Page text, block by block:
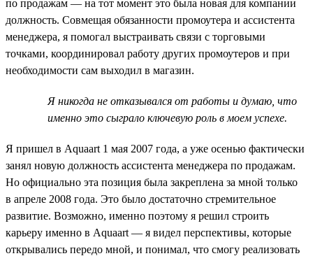
по продажам — на тот момент это была новая для компании
должность. Совмещая обязанности промоутера и ассистента
менеджера, я помогал выстраивать связи с торговыми
точками, координировал работу других промоутеров и при
необходимости сам выходил в магазин.
Я никогда не отказывался от работы и думаю, что
именно это сыграло ключевую роль в моем успехе.
Я пришел в Aquaart 1 мая 2007 года, а уже осенью фактически
занял новую должность ассистента менеджера по продажам.
Но официально эта позиция была закреплена за мной только
в апреле 2008 года. Это было достаточно стремительное
развитие. Возможно, именно поэтому я решил строить
карьеру именно в Aquaart — я видел перспективы, которые
открывались передо мной, и понимал, что смогу реализовать